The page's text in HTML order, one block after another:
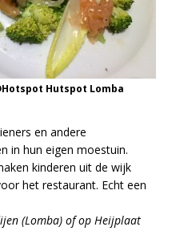
Hutspot Lomba
en andere
in hun eigen moestuin.
kinderen uit de wijk
het restaurant. Echt een
(Lomba) of op Heijplaat